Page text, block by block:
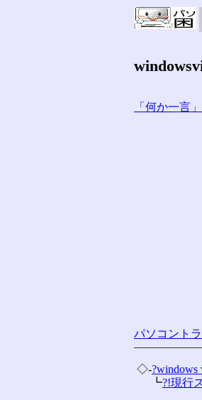
「何か一言
パソコント
◇-
┗?!現行